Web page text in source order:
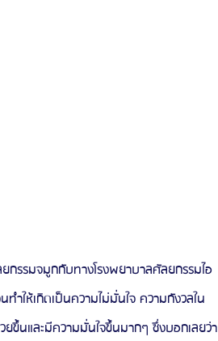
รรมจมูกกับทางโรงพยาบาลศัลยกรรมไอ
ำให้เกิดเป็นความไม่มั่นใจ ความกังวลใน
ขึ้นและมีความมั่นใจขึ้นมากๆ ซึ่งบอกเลยว่า